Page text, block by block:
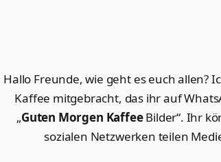
Hallo Freunde, wie geht es euch allen?
Kaffee mitgebracht, das ihr auf
„Guten Morgen KaffeeBilder“. Ihr
sozialen Netzwerken teilen